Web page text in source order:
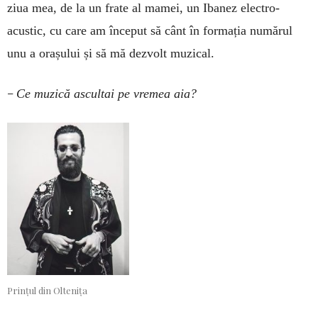
ziua mea, de la un frate al mamei, un Ibanez electro-
acustic, cu care am început să cânt în formația numărul
unu a orașului și să mă dezvolt muzical.
– Ce muzică ascultai pe vremea aia?
Prințul din Oltenița